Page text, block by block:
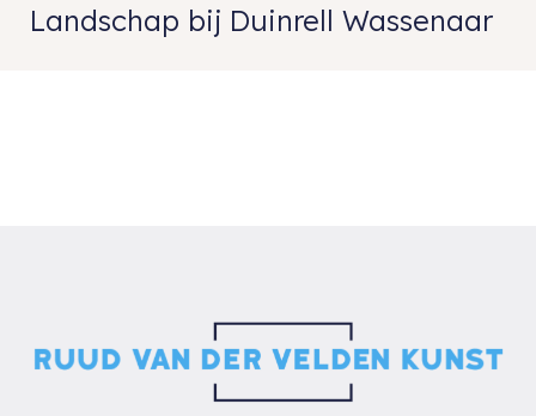
Landschap bij Duinrell Wassenaar